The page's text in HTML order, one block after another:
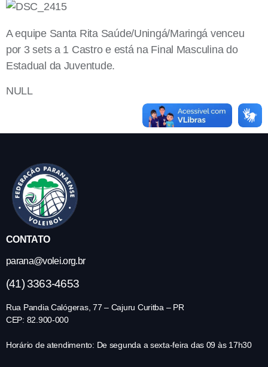
A equipe Santa Rita Saúde/Uningá/Maringá venceu
por 3 sets a 1 Castro e está na Final Masculina do
Estadual da Juventude.
NULL
CONTATO
parana@volei.org.br
(41) 3363-4653
Rua Pandia Calógeras, 77 – Cajuru Curitba – PR
CEP: 82.900-000
Horário de atendimento: De segunda a sexta-feira das 09 às 17h30